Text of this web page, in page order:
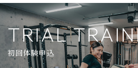
TRIAL
初回体験申込